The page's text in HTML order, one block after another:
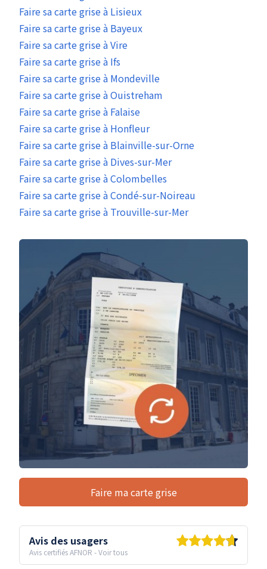
Faire sa carte grise à Lisieux
Faire sa carte grise à Bayeux
Faire sa carte grise à Vire
Faire sa carte grise à Ifs
Faire sa carte grise à Mondeville
Faire sa carte grise à Ouistreham
Faire sa carte grise à Falaise
Faire sa carte grise à Honfleur
Faire sa carte grise à Blainville-sur-Orne
Faire sa carte grise à Dives-sur-Mer
Faire sa carte grise à Colombelles
Faire sa carte grise à Condé-sur-Noireau
Faire sa carte grise à Trouville-sur-Mer
Faire ma carte grise
Avis des usagers
Avis certifiés AFNOR -Voir tous